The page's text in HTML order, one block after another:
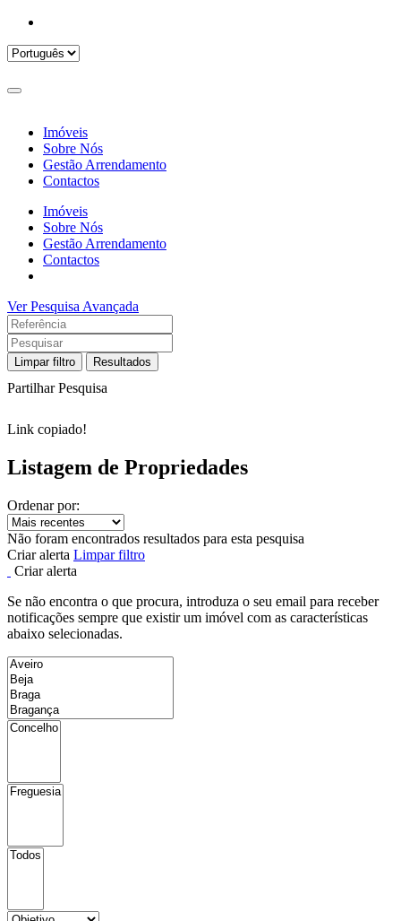
Imóveis
Sobre Nós
Gestão Arrendamento
Contactos
Imóveis
Sobre Nós
Gestão Arrendamento
Contactos
Ver Pesquisa Avançada
Limpar filtro Resultados
Partilhar Pesquisa
Link copiado!
Listagem de Propriedades
Ordenar por:
Não foram encontrados resultados para esta pesquisa
Criar alerta Limpar filtro
Criar alerta
Se não encontra o que procura, introduza o seu email para receber
notificações sempre que existir um imóvel com as características
abaixo selecionadas.